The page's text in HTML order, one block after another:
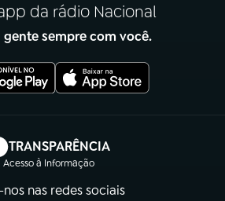
da rádio Nacional
gente sempre com você.
TRANSPARÊNCIA
Acesso à Informação
(abre em nova aba)
nas redes sociais